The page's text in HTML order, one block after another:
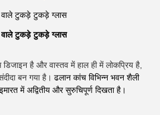
वाले टुकड़े टुकड़े ग्लास
वाले टुकड़े टुकड़े ग्लास
है और वास्तव में हाल ही में लोकप्रिय है,
बन गया है। ढलान कांच विभिन्न भवन शैली
में अद्वितीय और सुरुचिपूर्ण दिखता है।